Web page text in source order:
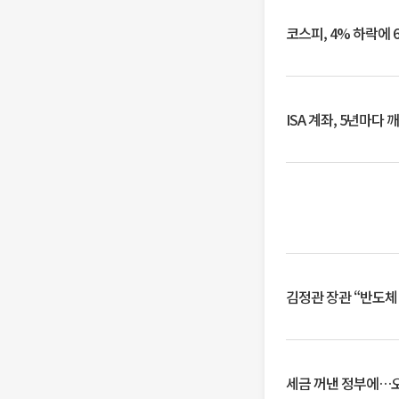
코스피, 4% 하락에
ISA 계좌, 5년마다
김정관 장관 “반도
세금 꺼낸 정부에…